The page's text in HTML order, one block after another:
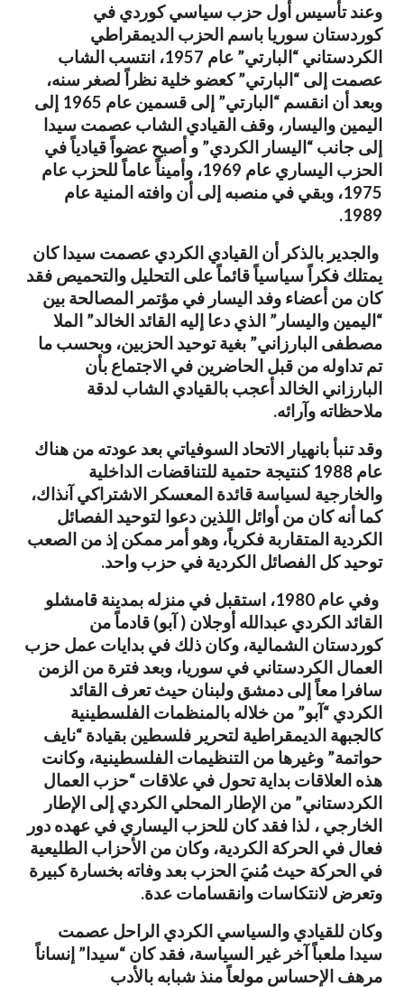
وعند تأسيس أول حزب سياسي كوردي في
كوردستان سوريا باسم الحزب الديمقراطي
الكردستاني “البارتي” عام 1957، انتسب الشاب
عصمت إلى “البارتي” كعضو خلية نظراً لصغر سنه،
وبعد أن انقسم “البارتي” إلى قسمين عام 1965 إلى
اليمين واليسار، وقف القيادي الشاب عصمت سيدا
إلى جانب “اليسار الكردي” و أصبح عضواً قيادياً في
الحزب اليساري عام 1969، وأميناً عاماً للحزب عام
1975، وبقي في منصبه إلى أن وافته المنية عام
1989.
والجدير بالذكر أن القيادي الكردي عصمت سيدا كان
يمتلك فكراً سياسياً قائماً على التحليل والتحميص فقد
كان من أعضاء وفد اليسار في مؤتمر المصالحة بين
“اليمين واليسار” الذي دعا إليه القائد الخالد” الملا
مصطفى البارزاني” بغية توحيد الحزبين، وبحسب ما
تم تداوله من قبل الحاضرين في الاجتماع بأن
البارزاني الخالد أعجب بالقيادي الشاب لدقة
ملاحظاته وآرائه.
وقد تنبأ بانهيار الاتحاد السوفياتي بعد عودته من هناك
عام 1988 كنتيجة حتمية للتناقضات الداخلية
والخارجية لسياسة قائدة المعسكر الاشتراكي آنذاك،
كما أنه كان من أوائل اللذين دعوا لتوحيد الفصائل
الكردية المتقاربة فكرياً، وهو أمر ممكن إذ من الصعب
توحيد كل الفصائل الكردية في حزب واحد.
وفي عام 1980، استقبل في منزله بمدينة قامشلو
القائد الكردي عبدالله أوجلان ( آبو) قادماً من
كوردستان الشمالية، وكان ذلك في بدايات عمل حزب
العمال الكردستاني في سوريا، وبعد فترة من الزمن
سافرا معاً إلى دمشق ولبنان حيث تعرف القائد
الكردي “آبو” من خلاله بالمنظمات الفلسطينية
كالجبهة الديمقراطية لتحرير فلسطين بقيادة “نايف
حواتمة” وغيرها من التنظيمات الفلسطينية، وكانت
هذه العلاقات بداية تحول في علاقات “حزب العمال
الكردستاني” من الإطار المحلي الكردي إلى الإطار
الخارجي ، لذا فقد كان للحزب اليساري في عهده دور
فعال في الحركة الكردية، وكان من الأحزاب الطليعية
في الحركة حيث مُنيَ الحزب بعد وفاته بخسارة كبيرة
وتعرض لانتكاسات وانقسامات عدة.
وكان للقيادي والسياسي الكردي الراحل عصمت
سيدا ملعباً آخر غير السياسة، فقد كان “سيدا” إنساناً
مرهف الإحساس مولعاً منذ شبابه بالأدب